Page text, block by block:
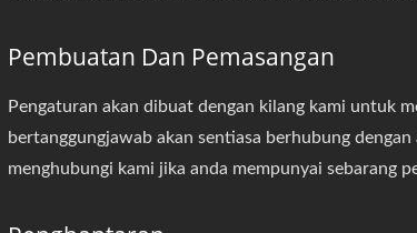
Pembuatan Dan Pemasangan
Pengaturan akan dibuat dengan kilang kami untuk
bertanggungjawab akan sentiasa berhubung
menghubungi kami jika anda mempunyai sebarang